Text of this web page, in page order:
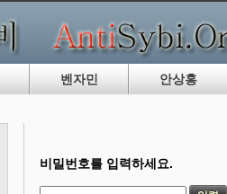
벤자민 안상홍
비밀번호를 입력하세요.